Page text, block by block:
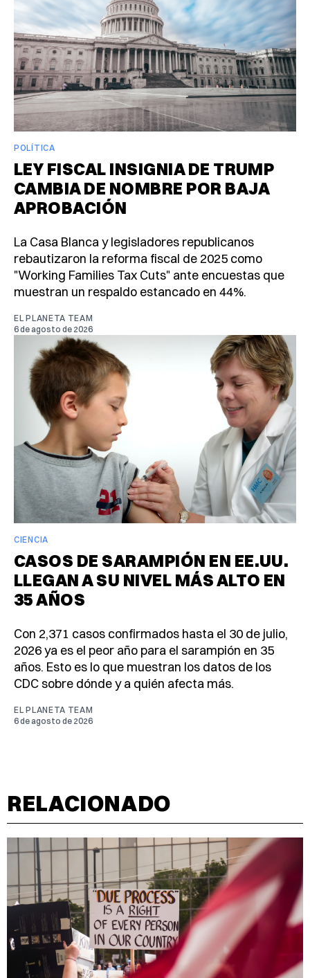
POLÍTICA
LEY FISCAL INSIGNIA DE TRUMP
CAMBIA DE NOMBRE POR BAJA
APROBACIÓN
La Casa Blanca y legisladores republicanos
rebautizaron la reforma fiscal de 2025 como
"Working Families Tax Cuts" ante encuestas que
muestran un respaldo estancado en 44%.
EL PLANETA TEAM
6 de agosto de 2026
CIENCIA
CASOS DE SARAMPIÓN EN EE.UU.
LLEGAN A SU NIVEL MÁS ALTO EN
35 AÑOS
Con 2,371 casos confirmados hasta el 30 de julio,
2026 ya es el peor año para el sarampión en 35
años. Esto es lo que muestran los datos de los
CDC sobre dónde y a quién afecta más.
EL PLANETA TEAM
6 de agosto de 2026
RELACIONADO